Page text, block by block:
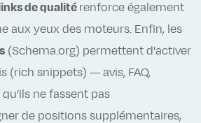
de qualité renforce également
aux yeux des moteurs. Enfin, les
(Schema.org) permettent d'activer
(rich snippets) — avis, FAQ,
ne fassent pas
de positions supplémentaires,